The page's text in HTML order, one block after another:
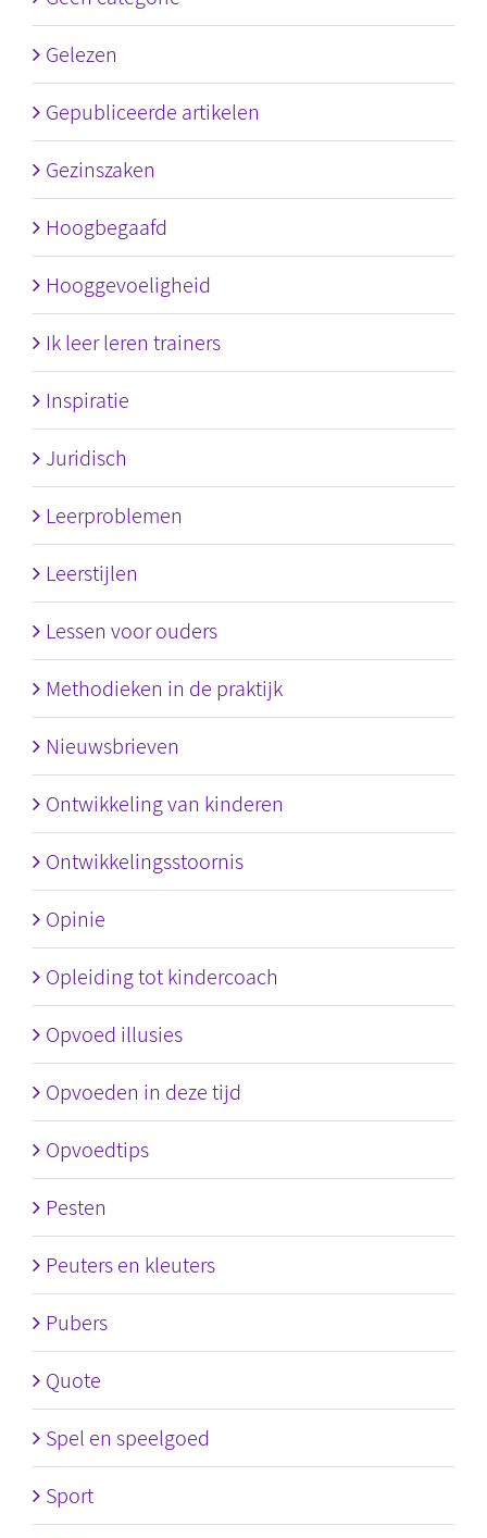
Gelezen
Gepubliceerde artikelen
Gezinszaken
Hoogbegaafd
Hooggevoeligheid
Ik leer leren trainers
Inspiratie
Juridisch
Leerproblemen
Leerstijlen
Lessen voor ouders
Methodieken in de praktijk
Nieuwsbrieven
Ontwikkeling van kinderen
Ontwikkelingsstoornis
Opinie
Opleiding tot kindercoach
Opvoed illusies
Opvoeden in deze tijd
Opvoedtips
Pesten
Peuters en kleuters
Pubers
Quote
Spel en speelgoed
Sport